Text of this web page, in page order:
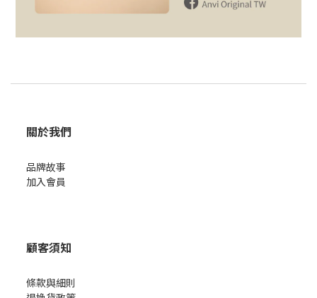
關於我們
品牌故事
加入會員
顧客須知
條款與細則